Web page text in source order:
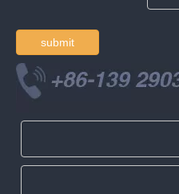
submit